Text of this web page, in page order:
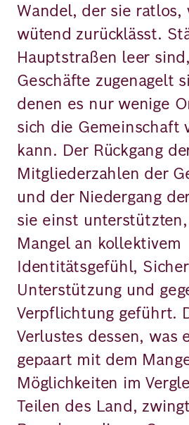
Wandel, der sie ratlos,
wütend zurücklässt.
Hauptstraßen leer
Geschäfte zugenagelt
denen es nur wenige
sich die Gemeinschaft
kann. Der Rückgang
Mitgliederzahlen der
und der Niedergang
sie einst
Mangel an kollektivem
Identitätsgefühl,
Unterstützung und
Verpflichtung geführt.
Verlustes dessen, was
gepaart mit dem
Möglichkeiten im
Teilen des Land,